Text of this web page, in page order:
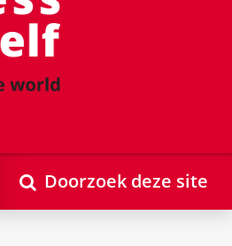
Doorzoek deze site